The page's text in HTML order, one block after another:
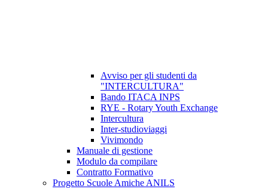
Avviso per gli studenti da
"INTERCULTURA"
Bando ITACA INPS
RYE - Rotary Youth Exchange
Intercultura
Inter-studioviaggi
Vivimondo
Manuale di gestione
Modulo da compilare
Contratto Formativo
Progetto Scuole Amiche ANILS